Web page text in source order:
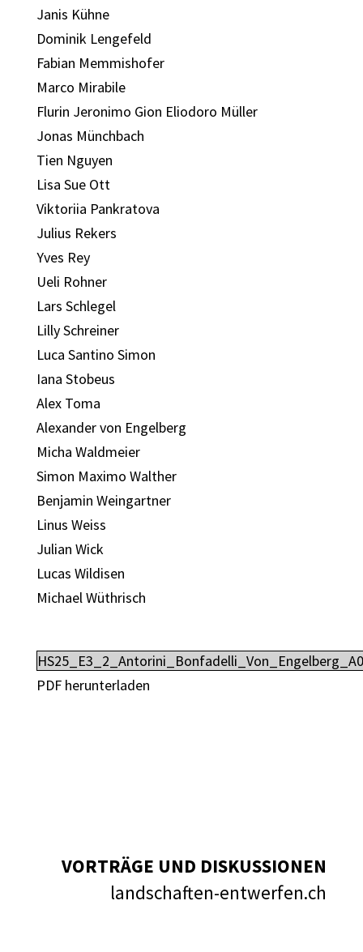
Janis Kühne
Dominik Lengefeld
Fabian Memmishofer
Marco Mirabile
Flurin Jeronimo Gion Eliodoro Müller
Jonas Münchbach
Tien Nguyen
Lisa Sue Ott
Viktoriia Pankratova
Julius Rekers
Yves Rey
Ueli Rohner
Lars Schlegel
Lilly Schreiner
Luca Santino Simon
Iana Stobeus
Alex Toma
Alexander von Engelberg
Micha Waldmeier
Simon Maximo Walther
Benjamin Weingartner
Linus Weiss
Julian Wick
Lucas Wildisen
Michael Wüthrisch
PDF herunterladen
VORTRÄGE UND DISKUSSIONEN
landschaften-entwerfen.ch